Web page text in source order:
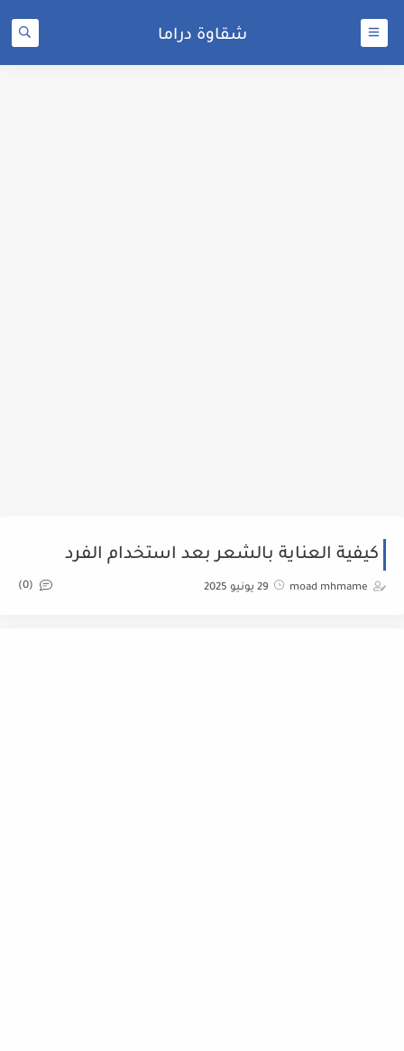
شقاوة دراما
كيفية العناية بالشعر بعد استخدام الفرد
moad mhmame 29 يونيو 2025 (0)